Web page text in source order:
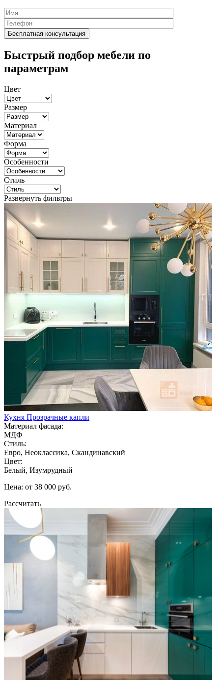
Быстрый подбор мебели по
параметрам
Цвет
Размер
Материал
Форма
Особенности
Стиль
Развернуть фильтры
Кухня Прозрачные капли
Материал фасада:
МДФ
Стиль:
Евро, Неоклассика, Скандинавский
Цвет:
Белый, Изумрудный
Цена: от 38 000 руб.
Рассчитать